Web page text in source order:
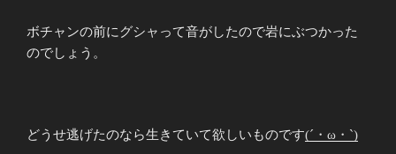
ボチャンの前にグシャって音がしたので岩にぶつかった
のでしょう。
どうせ逃げたのなら生きていて欲しいものです(´・ω・`)